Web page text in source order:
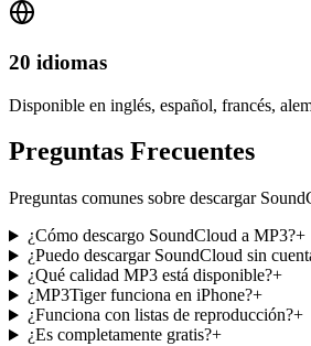
20 idiomas
Disponible en inglés, español, francés,
Preguntas Frecuentes
Preguntas comunes sobre descargar
¿Cómo descargo SoundCloud a MP3?+
¿Puedo descargar SoundCloud sin
¿Qué calidad MP3 está disponible?+
¿MP3Tiger funciona en iPhone?+
¿Funciona con listas de reproducción?+
¿Es completamente gratis?+